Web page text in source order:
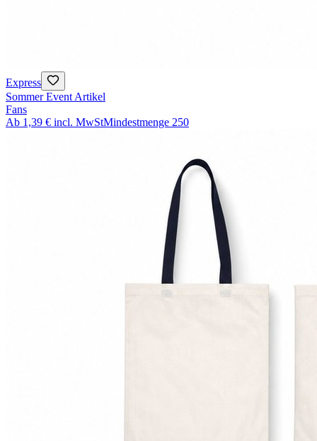
Express
Sommer Event Artikel
Fans
Ab 1,39 € incl. MwStMindestmenge 250